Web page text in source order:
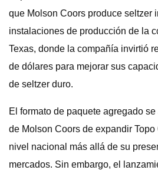
que Molson Coors produce seltzer
instalaciones de producción de la
Texas, donde la compañía invirtió
de dólares para mejorar sus
de seltzer duro.
El formato de paquete agregado
de Molson Coors de expandir
nivel nacional más allá de su
mercados. Sin embargo, el